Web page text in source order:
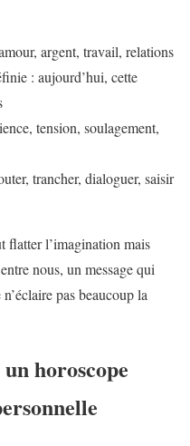
argent, travail, relations
: aujourd’hui, cette
tension, soulagement,
trancher, dialoguer, saisir
flatter l’imagination mais
nous, un message qui
pas beaucoup la
horoscope